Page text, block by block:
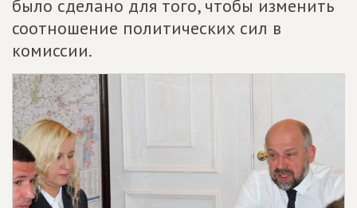
было сделано для того, чтобы изменить
соотношение политических сил в
комиссии.